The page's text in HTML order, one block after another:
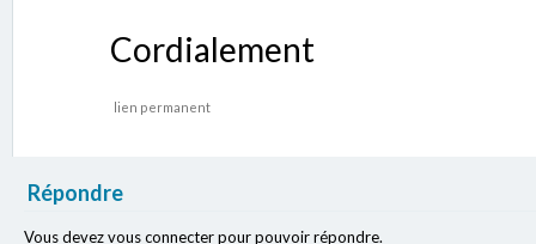
Cordialement
lien permanent
Répondre
Vous devez vous connecter pour pouvoir répondre.